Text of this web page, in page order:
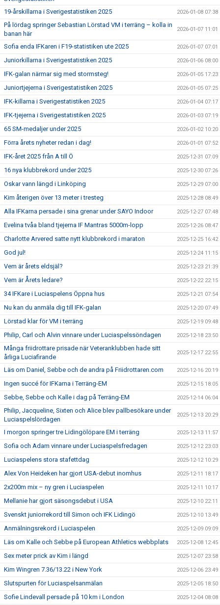
19-årskillarna i Sverigestatistiken 2025 2026-01-08 07:38
På lördag springer Sebastian Lörstad VM i terräng – kolla in
banan här
2026-01-07 11:01
Sofia enda IFKaren i F19-statistiken ute 2025 2026-01-07 07:01
Juniorkillarna i Sverigestatistiken 2025 2026-01-06 08:00
IFK-galan närmar sig med stormsteg! 2026-01-05 17:23
Juniortjejerna i Sverigestatistiken 2025 2026-01-05 07:25
IFK-killarna i Sverigestatistiken 2025 2026-01-04 07:17
IFK-tjejerna i Sverigestatistiken 2025 2026-01-03 07:19
65 SM-medaljer under 2025 2026-01-02 10:20
Förra årets nyheter redan i dag! 2026-01-01 07:52
IFK-året 2025 från A till Ö 2025-12-31 07:09
16 nya klubbrekord under 2025 2025-12-30 07:26
Oskar vann längd i Linköping 2025-12-29 07:00
Kim återigen över 13 meter i tresteg 2025-12-28 08:49
Alla IFKarna persade i sina grenar under SAYO Indoor 2025-12-27 07:48
Evelina tvåa bland tjejerna IF Mantras 5000m-lopp 2025-12-26 08:47
Charlotte Arvered satte nytt klubbrekord i maraton 2025-12-25 16:42
God jul! 2025-12-24 11:15
Vem är årets eldsjäl? 2025-12-23 21:39
Vem är Årets ledare? 2025-12-22 22:15
34 IFKare i Luciaspelens Öppna hus 2025-12-21 07:54
Nu kan du anmäla dig till IFK-galan 2025-12-20 07:49
Lörstad klar för VM i terräng 2025-12-19 09:48
Philip, Carl och Alvin vinnare under Luciaspelssöndagen 2025-12-18 23:50
Många friidrottare prisade när Veteranklubben hade sitt
årliga Luciafirande
2025-12-17 22:55
Läs om Daniel, Sebbe och de andra på Friidrottaren.com 2025-12-16 20:19
Ingen succé för IFKarna i Terräng-EM 2025-12-15 18:05
Sebbe, Sebbe och Kalle i dag på Terräng-EM 2025-12-14 06:04
Philip, Jacqueline, Sixten och Alice blev pallbesökare under
Luciaspelslördagen
2025-12-13 20:29
I morgon springer tre Lidingölöpare EM i terräng 2025-12-13 11:57
Sofia och Adam vinnare under Luciaspelsfredagen 2025-12-12 23:03
Luciaspelens stora stafettdag 2025-12-12 10:29
Alex Von Heideken har gjort USA-debut inomhus 2025-12-11 18:17
2x200m mix – ny gren i Luciaspelen 2025-12-11 10:17
Mellanie har gjort säsongsdebut i USA 2025-12-10 22:11
Svenskt juniorrekord till Simon och IFK Lidingö 2025-12-10 13:49
Anmälningsrekord i Luciaspelen 2025-12-09 09:09
Läs om Kalle och Sebbe på European Athletics webbplats 2025-12-08 12:45
Sex meter prick av Kim i längd 2025-12-07 23:58
Kim Wingren 7.36/13.22 i New York 2025-12-06 23:49
Slutspurten för Luciaspelsanmälan 2025-12-05 18:50
Sofie Lindevall persade på 10 km i London 2025-12-04 08:08